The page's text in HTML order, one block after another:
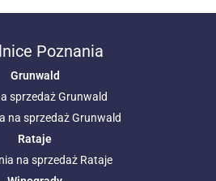
Poznania
Grunwald
sprzedaż Grunwald
na sprzedaż Grunwald
Rataje
na sprzedaż Rataje